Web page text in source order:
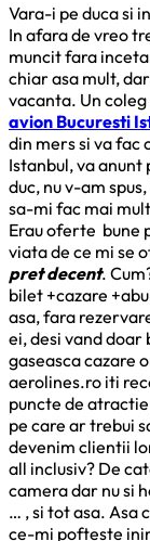
Vara-i pe duca si
In afara de vreo
muncit fara
chiar asa mult,
vacanta. Un
avion Bucuresti
din mers si va fac
Istanbul, va
duc, nu v-am
sa-mi fac mai
Erau oferte bune
viata de ce mi se
pret decent.
bilet +cazare
asa, fara
ei, desi vand doar
gaseasca cazare
aerolines.ro iti
puncte de
pe care ar trebui
devenim clientii
all inclusiv? De
camera dar nu si
… , si tot asa. Asa
ce-mi pofteste